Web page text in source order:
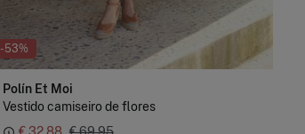
-53%
Polín Et Moi
Vestido camiseiro de flores